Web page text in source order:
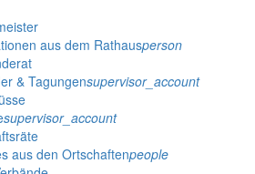
aus dem Rathausperson
& Tagungensupervisor_account
supervisor_account
aus den Ortschaftenpeople